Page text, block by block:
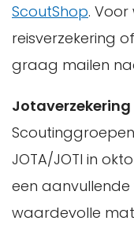
ScoutShop. Voor
reisverzekering
graag mailen
Jotaverzekering
JOTA/JOTI in
een
waardevolle